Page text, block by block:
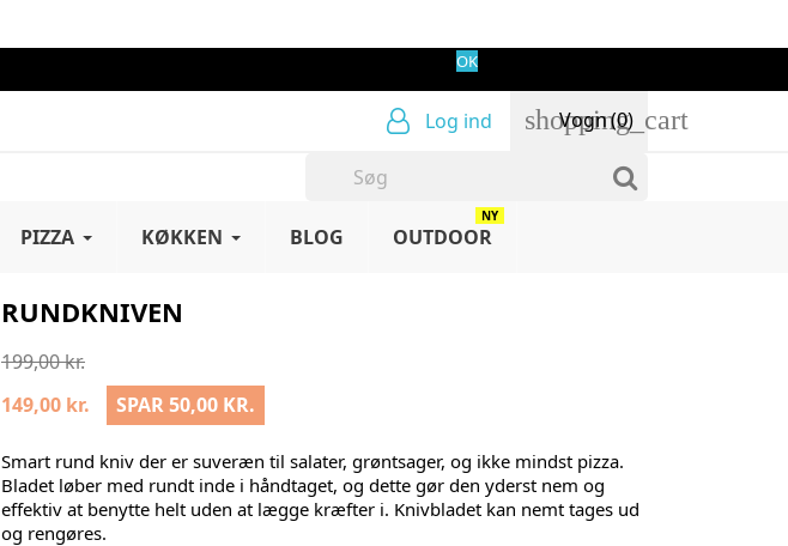
OK
Log ind shopping_cart
Vogn(0)
PIZZA KØKKEN BLOG OUTDOOR
NY
RUNDKNIVEN
199,00 kr.
149,00 kr.
SPAR 50,00 KR.
Smart rund kniv der er suveræn til salater, grøntsager, og ikke mindst pizza.
Bladet løber med rundt inde i håndtaget, og dette gør den yderst nem og
effektiv at benytte helt uden at lægge kræfter i. Knivbladet kan nemt tages ud
og rengøres.